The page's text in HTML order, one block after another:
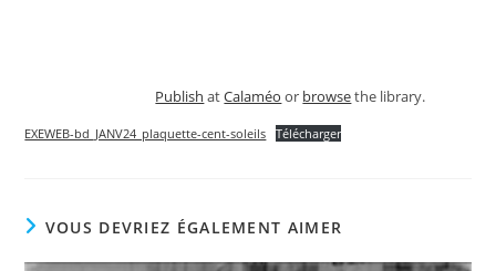
Publish atCalaméo or browsethe library.
EXEWEB-bd_JANV24_plaquette-cent-soleils Télécharger
VOUS DEVRIEZ ÉGALEMENT AIMER